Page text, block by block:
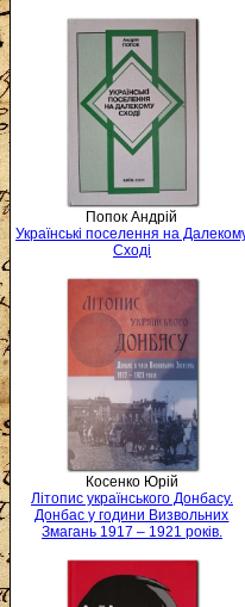
Попок Андрій
Українські поселення на
Сході
Косенко Юрій
Літопис українського Донбасу.
Донбас у години Визвольних
Змагань 1917 – 1921 років.